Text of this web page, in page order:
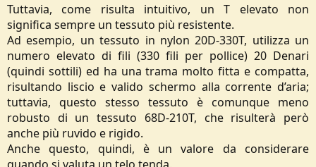
Tuttavia, come risulta intuitivo, un T elevato non
significa sempre un tessuto più resistente.
Ad esempio, un tessuto in nylon 20D-330T, utilizza un
numero elevato di fili (330 fili per pollice) 20 Denari
(quindi sottili) ed ha una trama molto fitta e compatta,
risultando liscio e valido schermo alla corrente d’aria;
tuttavia, questo stesso tessuto è comunque meno
robusto di un tessuto 68D-210T, che risulterà però
anche più ruvido e rigido.
Anche questo, quindi, è un valore da considerare